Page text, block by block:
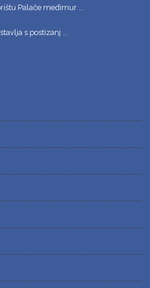
Palače međimur ...
s postizanj ...